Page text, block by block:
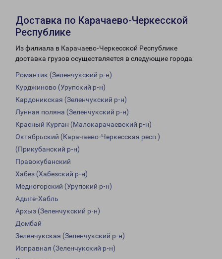
Доставка по Карачаево-Черкесской
Республике
Из филиала в Карачаево-Черкесской Республике
доставка грузов осуществляется в следующие города:
Романтик (Зеленчукский р-н)
Курджиново (Урупский р-н)
Кардоникская (Зеленчукский р-н)
Лунная поляна (Зеленчукский р-н)
Красный Курган (Малокарачаевский р-н)
Октябрьский (Карачаево-Черкесская респ.)
(Прикубанский р-н)
Правокубанский
Хабез (Хабезский р-н)
Медногорский (Урупский р-н)
Адыге-Хабль
Архыз (Зеленчукский р-н)
Домбай
Зеленчукская (Зеленчукский р-н)
Исправная (Зеленчукский р-н)